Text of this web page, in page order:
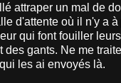
attraper un mal de
d'attente où il n'y a
qui font fouiller
des gants. Ne me
les ai envoyés là.